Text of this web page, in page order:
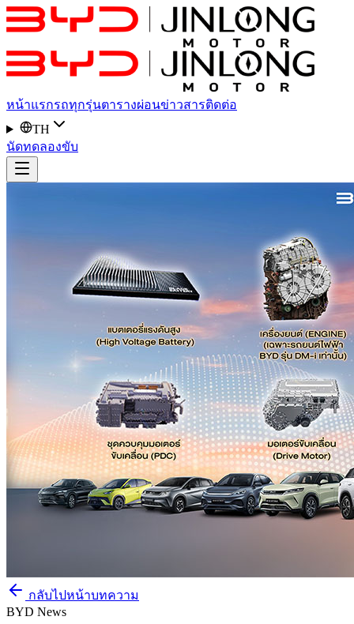
หน้าแรกรถทุกรุ่นตารางผ่อนข่าวสารติดต่อ
TH
นัดทดลองขับ
กลับไปหน้าบทความ
BYD News